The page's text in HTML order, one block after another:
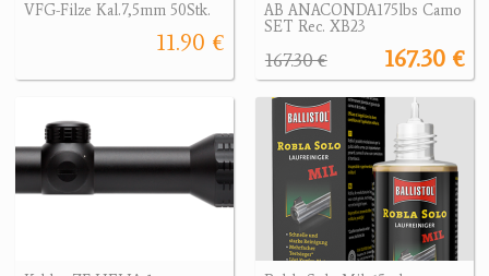
VFG-Filze Kal.7,5mm 50Stk.
11.90 €
AB ANACONDA175lbs Camo
SET Rec. XB23
167.30 €
167.30 €